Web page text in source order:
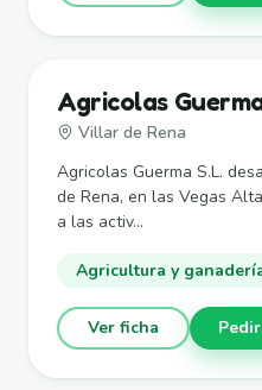
Agricolas
Villar de Rena
Agricolas Guerma S.L.
de Rena, en las Vegas
a las activ...
Agricultura y
Ver ficha